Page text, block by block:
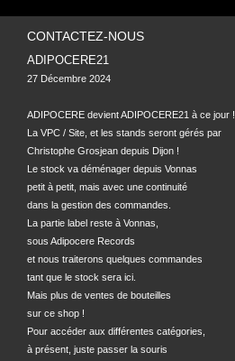
CONTACTEZ-NOUS
ADIPOCERE21
27 Décembre 2024
ADIPOCERE devient ADIPOCERE21 à ce jour !
La VPC / Site, et les stands seront gérés par
Christophe Grosjean depuis Dijon !
Le stock va déménager depuis Vonnas
petit à petit, mais avec une continuité
dans la gestion des commandes.
La partie label reste à Vonnas,
sous Adipocere Records
et nous traiterons quelques commandes
tant que le stock sera ici.
Mais plus de ventes de bouteilles
sur ce shop !
Pour accéder aux différentes catégories,
à présent, juste passer la souris